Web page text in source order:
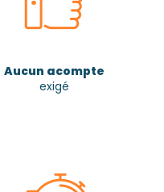
Aucun acompte
exigé